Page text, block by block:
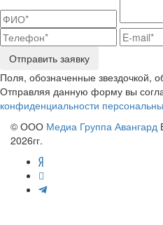
Отправить заявку
Поля, обозначенные звездочкой,
Отправляя данную форму вы
конфиденциальности
© ООО Медиа Группа Авангард
2026гг.